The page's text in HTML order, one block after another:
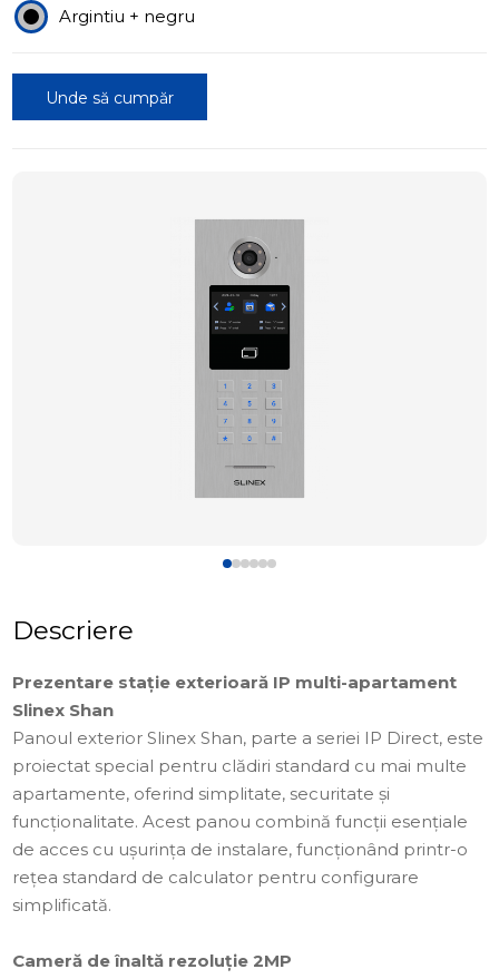
Argintiu + negru
Unde să cumpăr
Descriere
Prezentare stație exterioară IP multi-apartament
Slinex Shan
Panoul exterior Slinex Shan, parte a seriei IP Direct, este
proiectat special pentru clădiri standard cu mai multe
apartamente, oferind simplitate, securitate și
funcționalitate. Acest panou combină funcții esențiale
de acces cu ușurința de instalare, funcționând printr-o
rețea standard de calculator pentru configurare
simplificată.
Cameră de înaltă rezoluție 2MP